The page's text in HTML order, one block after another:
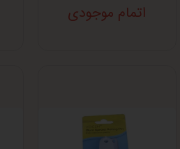
اتمام موجودی